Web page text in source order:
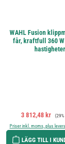
WAHL Fusion
får, kraftfull 360 W
hastigheter
Försäljningspris:
3 812,48 kr
Priser inkl. moms, plus
LÄGG TILL I